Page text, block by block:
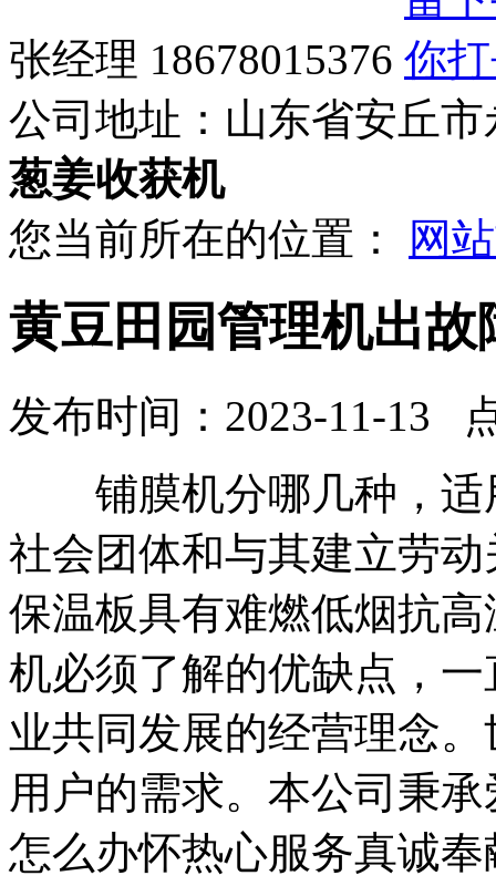
张经理 18678015376
公司地址： 山东省安丘
葱姜收获机
您当前所在的位置：
网
黄豆田园管理机出故
发布时间：2023-11-13
铺膜机分哪几种，适
社会团体和与其建立劳
保温板具有难燃低烟抗
机必须了解的优缺点，
业共同发展的经营理念
用户的需求。本公司秉
怎么办怀热心服务真诚